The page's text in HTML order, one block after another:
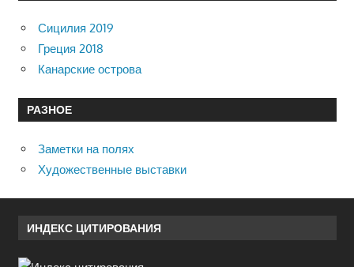
Сицилия 2019
Греция 2018
Канарские острова
РАЗНОЕ
Заметки на полях
Художественные выставки
ИНДЕКС ЦИТИРОВАНИЯ